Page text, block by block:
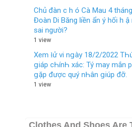
Chủ đàn c h ó Cà Mau 4
Đoàn Di Băng liền ẩn ý hối h
sai người?
1 view
Xem ƚử vi nցàу 18/2/2022
ցiáp cҺínҺ xác: Tý maу mắn
ցặp được quý nҺân ցiúp đỡ.
1 view